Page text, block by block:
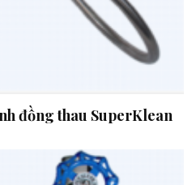
đồng thau SuperKlean